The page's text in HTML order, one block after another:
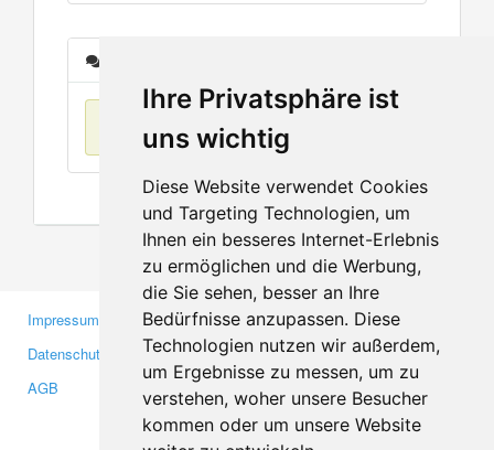
Ihre Privatsphäre ist
uns wichtig
Diese Website verwendet Cookies
und Targeting Technologien, um
Ihnen ein besseres Internet-Erlebnis
zu ermöglichen und die Werbung,
die Sie sehen, besser an Ihre
Bedürfnisse anzupassen. Diese
Technologien nutzen wir außerdem,
um Ergebnisse zu messen, um zu
verstehen, woher unsere Besucher
kommen oder um unsere Website
Keine Einträge
Impressum
Datenschutzerklärung
AGB
Gewerbetreibende
Investoren
Medien